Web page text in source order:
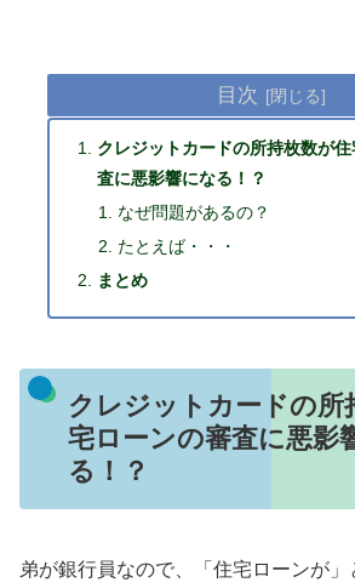
目次
クレジットカードの所持枚数が
査に悪影響になる！？
なぜ問題があるの？
たとえば・・・
まとめ
クレジットカードの所
宅ローンの審査に悪影
る！？
弟が銀行員なので、「住宅ローンが